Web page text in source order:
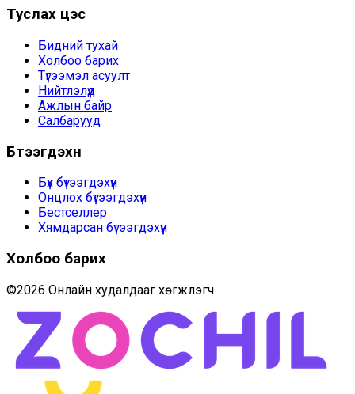
Туслах цэс
Бидний тухай
Холбоо барих
Түгээмэл асуулт
Нийтлэлүүд
Ажлын байр
Салбарууд
Бүтээгдэхүүн
Бүх бүтээгдэхүүн
Онцлох бүтээгдэхүүн
Бестселлер
Хямдарсан бүтээгдэхүүн
Холбоо барих
©2026 Онлайн худалдааг хөгжүүлэгч